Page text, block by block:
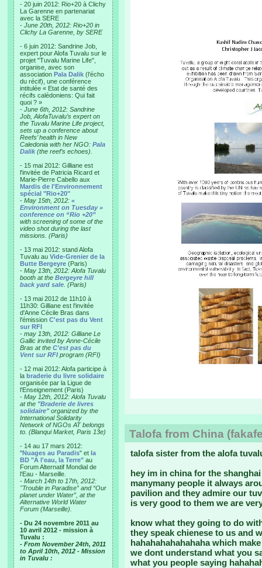
- 20 juin 2012: Rio+20 à Clichy
La Garenne en partenariat
avec la SERE
- June 20th, 2012: Rio+20 in
Clichy La Garenne, by SERE
- 6 juin 2012: Sandrine Job,
expert pour Alofa Tuvalu sur le
projet "Tuvalu Marine Life",
organise, avec son
association Pala Dalik (l’écho
du récif), une conférence
intitulée « Etat de santé des
récifs calédoniens: Qui fait
quoi ? »
- June 6th, 2012: Sandrine
Job, AlofaTuvalu’s expert on
the Tuvalu Marine Life project,
sets up a conference about
Reefs’ health in New
Caledonia with her NGO: Pala
Dalik (the reef’s echoes).
- 15 mai 2012: Gilliane est
l'invitée de Patricia Ricard et
Marie-Pierre Cabello aux
Mardis de l'Environnement
spécial "Rio+20"
- May 15th, 2012: «
Environment on Tuesday »
conference on “Rio +20”
with screening of some of the
video shot during the last
missions. (Paris)
- 13 mai 2012: stand Alofa
Tuvalu au Vide-Grenier de la
Butte Bergeyre (Paris)
- May 13th, 2012: Alofa Tuvalu
booth at the Bergeyre hill
back yard sale . (Paris)
- 13 mai 2012 de 11h10 à
11h30: Gilliane est l'invitée
d'Anne Cécile Bras dans
l'émission C'est pas du Vent
sur RFI
- may 13th, 2012: Gilliane Le
Gallic invited by Anne-Cécile
Bras at the C'est pas du
Vent sur RFI program (RFI)
- 12 mai 2012: Alofa participe à
la braderie du livre solidaire
organisée par la Ligue de
l'Enseignement (Paris)
- May 12th, 2012: Alofa Tuvalu
at the "Braderie de livres
solidaire"organized by the
International Solidarity
Network of NGOs AT belongs
to. (Blanqui Market, Paris 13e)
- 14 au 17 mars 2012:
"Nuages au Paradis" et la
BD "A l'eau, la Terre" au
Forum Alternatif Mondial de
l'Eau - Marseille.
- March 14th to 17th, 2012:
"Trouble in Paradise” and “Our
planet under Water”, at the
Alternative World Water
Forum (Marseille).
- Du 24 novembre 2011 au
10 avril 2012 - mission à
Tuvalu :
- From November 24th, 2011
to April 10th, 2012 - Mission
in Tuvalu :
Talofa from China
talofa sister from the alofa
hey im in china for the
manymany people it always
pavilion and they admire our
is very good to them we are
know what they going to do
they speak chienese to us and
hahahahahahahaha which
we dont understand what you
what you people saying